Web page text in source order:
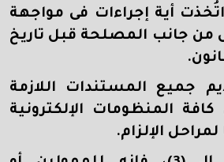
اتُخذت أية إجراءات فى مواجهة
من جانب المصلحة قبل تاريخ
جميع المستندات اللازمة
المنظومات الإلكترونية
الإلزام.